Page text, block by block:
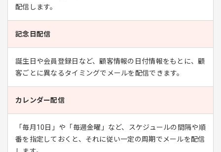
配信します。
記念日配信
誕生日や会員登録日など、顧客情報の日付情報をもとに、顧
客ごとに異なるタイミングでメールを配信できます。
カレンダー配信
「毎月10日」や「毎週金曜」など、スケジュールの間隔や順
番を指定しておくと、それに従い一定の周期でメールを配信